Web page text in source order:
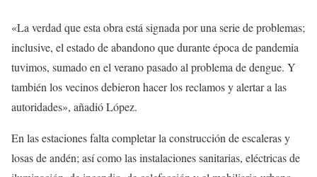
«La verdad que esta obra está signada por una serie de problemas;
inclusive, el estado de abandono que durante época de pandemia
tuvimos, sumado en el verano pasado al problema de dengue. Y
también los vecinos debieron hacer los reclamos y alertar a las
autoridades», añadió López.
En las estaciones falta completar la construcción de escaleras y
losas de andén; así como las instalaciones sanitarias, eléctricas de